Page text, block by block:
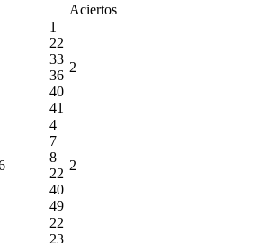
Aciertos
1
22
33
36
40
41
2
4
7
8
22
40
49
2
22
23